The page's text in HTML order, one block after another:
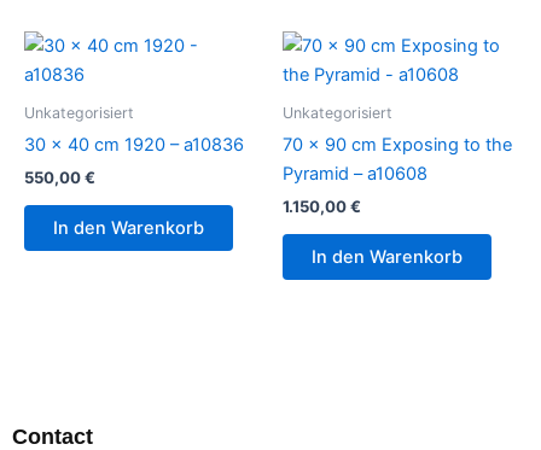
Unkategorisiert
30 x 40 cm 1920 – a10836
550,00€
In den Warenkorb
Unkategorisiert
70 x 90 cm Exposing to the
Pyramid – a10608
1.150,00€
In den Warenkorb
Contact